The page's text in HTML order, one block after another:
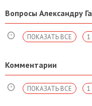
Вопросы Александру
1
ПОКАЗАТЬ ВСЕ
Комментарии
1
ПОКАЗАТЬ ВСЕ